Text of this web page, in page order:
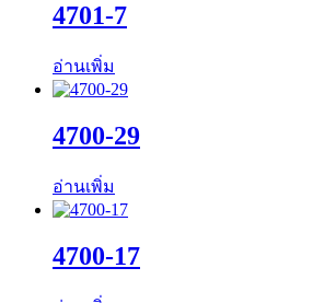
4701-7
อ่านเพิ่ม
4700-29
อ่านเพิ่ม
4700-17